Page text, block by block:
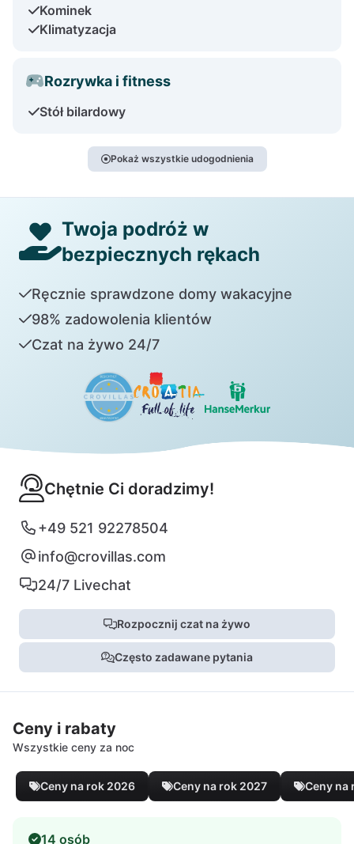
Kominek
Klimatyzacja
Rozrywka i fitness
Stół bilardowy
Pokaż wszystkie udogodnienia
Twoja podróż w
bezpiecznych rękach
Ręcznie sprawdzone domy wakacyjne
98% zadowolenia klientów
Czat na żywo 24/7
Chętnie Ci doradzimy!
+49 521 92278504
info@crovillas.com
24/7 Livechat
Rozpocznij czat na żywo
Często zadawane pytania
Ceny i rabaty
Wszystkie ceny za noc
Ceny na rok 2026 Ceny na rok 2027 Ceny na
14 osób